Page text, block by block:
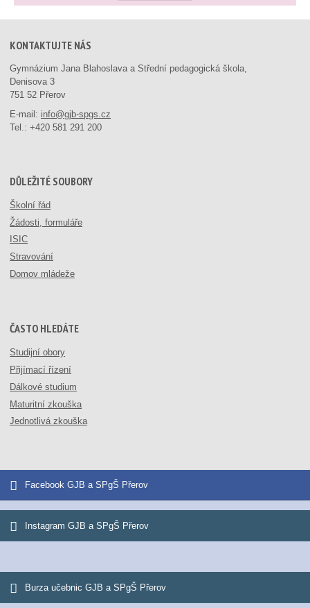
KONTAKTUJTE NÁS
Gymnázium Jana Blahoslava a Střední pedagogická škola,
Denisova 3
751 52 Přerov
E-mail: info@gjb-spgs.cz
Tel.:+420 581 291 200
DŮLEŽITÉ SOUBORY
Školní řád
Žádosti, formuláře
ISIC
Stravování
Domov mládeže
ČASTO HLEDÁTE
Studijní obory
Přijímací řízení
Dálkové studium
Maturitní zkouška
Jednotlivá zkouška
Facebook GJB a SPgŠ Přerov
Instagram GJB a SPgŠ Přerov
Burza učebnic GJB a SPgŠ Přerov